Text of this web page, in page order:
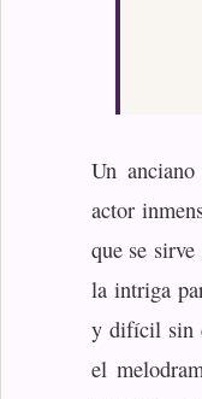
Un
actor
que se
la intriga
y difícil sin
el